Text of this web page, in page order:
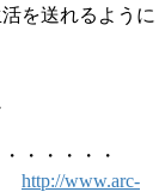
を送れるように
・・・・・
http://www.arc-